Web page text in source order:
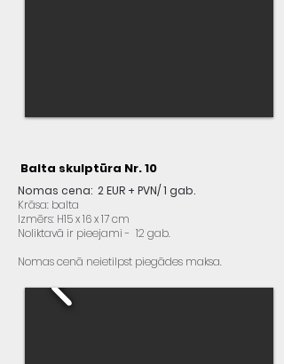
Balta skulptūra Nr. 10
Nomas cena: 2 EUR + PVN/ 1 gab.
Krāsa: balta
Izmērs: H15 x 16 x 17 cm
Noliktavā ir pieejami - 12 gab.
Nomas cenā neietilpst piegādes maksa.